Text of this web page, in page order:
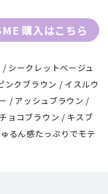
購入はこちら
シークレットベージュ
ンクブラウン / イスルウ
/ アッシュブラウン /
ョコブラウン / キスブ
るん感たっぷりでモテ